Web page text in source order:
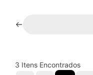
3 Itens Encontrados